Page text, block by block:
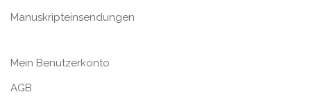
Manuskripteinsendungen
Mein Benutzerkonto
AGB